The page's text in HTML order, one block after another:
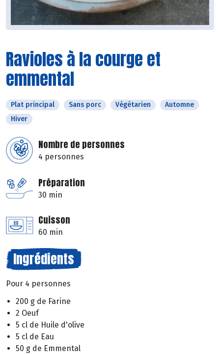
Ravioles à la courge et
emmental
Plat principal Sans porc Végétarien
Automne
Hiver
Nombre de personnes
4 personnes
Préparation
30 min
Cuisson
60 min
Ingrédients
Pour 4 personnes
200 g de Farine
2 Oeuf
5 cl de Huile d'olive
5 cl de Eau
50 g de Emmental